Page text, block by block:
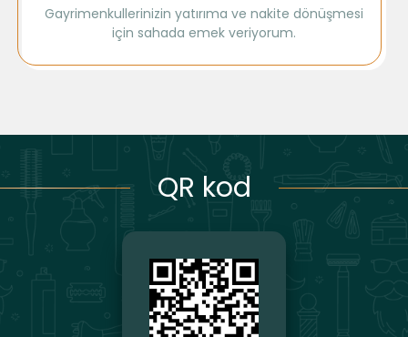
Gayrimenkullerinizin yatırıma ve nakite dönüşmesi
için sahada emek veriyorum.
QR kod